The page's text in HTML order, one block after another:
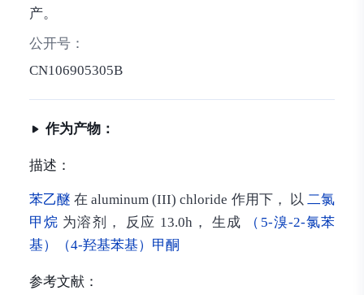
产。
公开号：
CN106905305B
作为产物：
描述：
苯乙醚 在 aluminum (III) chloride 作用下， 以二氯
甲烷 为溶剂， 反应 13.0h， 生成
（5-溴-2-氯苯
基）（4-羟基苯基）甲酮
参考文献：